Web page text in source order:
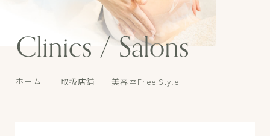
Clinics / Salons
ホーム 取扱店舗 美容室Free Style